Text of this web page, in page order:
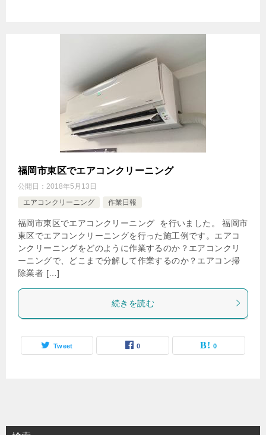
福岡市東区でエアコンクリーニング
公開日： 2018年5月13日
エアコンクリーニング
作業日報
福岡市東区でエアコンクリーニング を行いました。 福岡市
東区でエアコンクリーニングを行った施工例です。エアコ
ンクリーニングをどのように作業するのか？エアコンクリ
ーニングで、どこまで分解して作業するのか？エアコン掃
除業者 […]
続きを読む
Tweet 0 0